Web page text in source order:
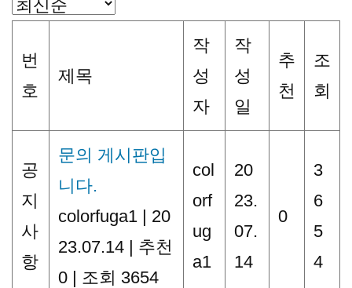
번
호
제목
작
성
자
작
성
일
추
천
조
회
공
지
사
항
문의 게시판입
니다.
colorfuga1 | 20
23.07.14 | 추천
0 | 조회 3654
col
orf
ug
a1
20
23.
07.
14
0
3
6
5
4